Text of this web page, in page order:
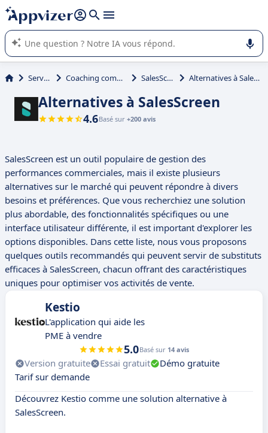
répondre (plusieurs lignes avec
L'IA de Appvizer vous guide dans l'utilisation ou la sélection de
logiciel SaaS en entreprise.
Services Coaching commercial SalesScreen Alternatives à SalesScreen
Alternatives à SalesScreen
4.6Basé sur +200 avis
SalesScreen est un outil populaire de gestion des
performances commerciales, mais il existe plusieurs
alternatives sur le marché qui peuvent répondre à divers
besoins et préférences. Que vous recherchiez une solution
plus abordable, des fonctionnalités spécifiques ou une
interface utilisateur différente, il est important d'explorer les
options disponibles. Dans cette liste, nous vous proposons
quelques outils recommandés qui peuvent servir de substituts
efficaces à SalesScreen, chacun offrant des caractéristiques
uniques pour optimiser vos activités de vente.
Kestio
L'application qui aide les
PME à vendre
5.0Basé sur 14 avis
Version gratuite Essai gratuit
Démo gratuite
Tarif sur demande
Découvrez Kestio comme une solution alternative à
SalesScreen.